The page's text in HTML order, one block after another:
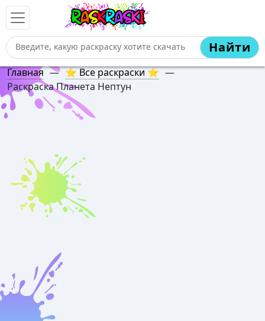
Найти
Главная — ⭐ Все раскраски ⭐ —
Раскраска Планета Нептун